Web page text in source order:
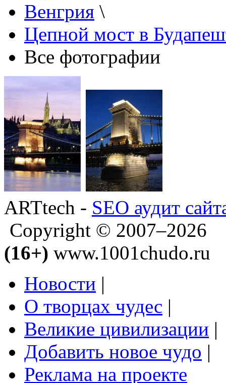
Венгрия \
Цепной мост в
Все фотографии
ARTtech - SEO аудит
Copyright © 2007–2026
(16+) www.1001chudo.ru
Новости |
О творцах чудес |
Великие цивилизации |
Добавить новое чудо |
Реклама на проекте